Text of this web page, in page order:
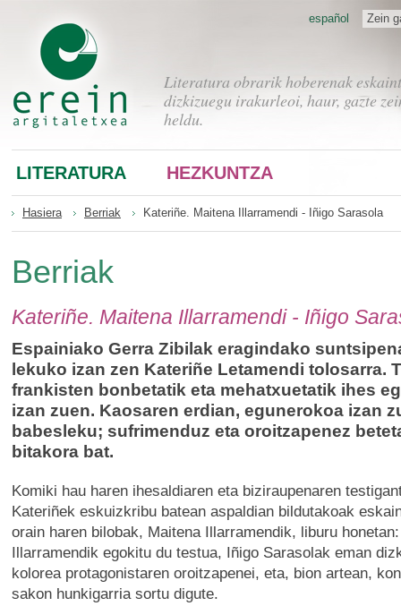
Literatura obrarik hoberenak
dizkizuegu irakurleoi, haur, gazte
heldu.
Zein
español
LITERATURA HEZKUNTZA
Hasiera Berriak Kateriñe. Maitena Illarramendi - Iñigo Sarasola
Berriak
Kateriñe. Maitena Illarramendi - Iñigo
Espainiako Gerra Zibilak eragindako
lekuko izan zen Kateriñe Letamendi tolosarra.
frankisten bonbetatik eta mehatxuetatik ihes
izan zuen. Kaosaren erdian, egunerokoa izan
babesleku; sufrimenduz eta oroitzapenez
bitakora bat.
Komiki hau haren ihesaldiaren eta biziraupenaren
Kateriñek eskuizkribu batean aspaldian bildutakoak
orain haren bilobak, Maitena Illarramendik, liburu honetan:
Illarramendik egokitu du testua, Iñigo Sarasolak eman
kolorea protagonistaren oroitzapenei, eta, bion artean,
sakon hunkigarria sortu digute.